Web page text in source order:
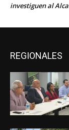
investiguen al
REGIONALES